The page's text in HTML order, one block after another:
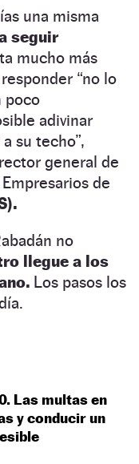
una misma
seguir
mucho más
“no lo
poco
adivinar
su techo”,
general de
de
no
llegue a los
Los pasos los
Las multas en
y conducir un